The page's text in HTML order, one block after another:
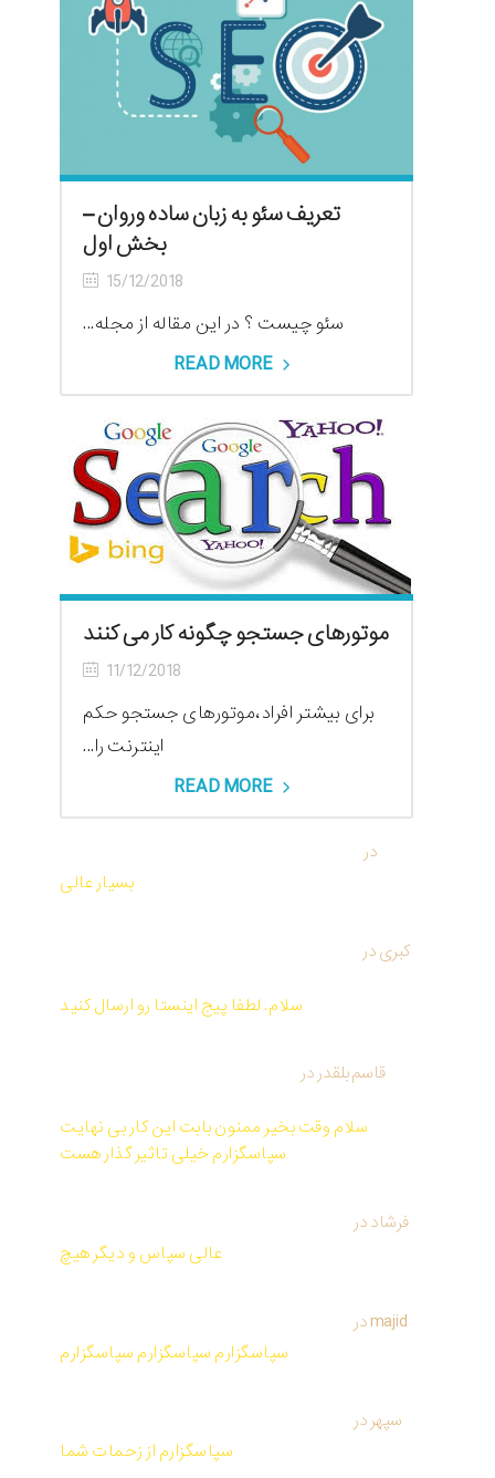
تعریف سئو به زبان ساده وروان –
بخش اول
15/12/2018
سئو چیست ؟ در این مقاله از مجله...
READ MORE
موتورهای جستجو چگونه کار می کنند
11/12/2018
برای بیشتر افراد،موتورهای جستجو حکم
اینترنت را...
READ MORE
در
بسیار عالی
کبریدر
سلام. لطفا پیج اینستا رو ارسال کنید
قاسم بلقدردر
سلام وقت بخیر ممنون بابت این کار بی نهایت
سپاسگزارم خیلی تاثیر گذار هست
فرشاددر
عالی سپاس و دیگر هیچ
majidدر
سپاسگزارم سپاسگزارم سپاسگزارم
سپهردر
سپاسگزارم از زحمات شما